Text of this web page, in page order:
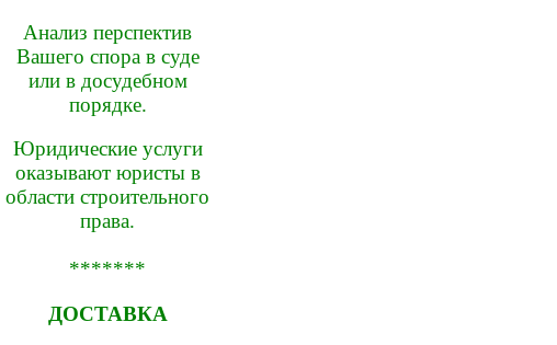
Анализ перспектив
Вашего спора в суде
или в досудебном
порядке.
Юридические услуги
оказывают юристы в
области строительного
права.
*******
ДОСТАВКА